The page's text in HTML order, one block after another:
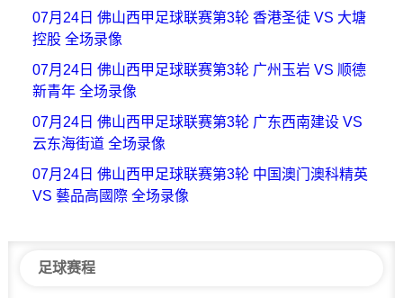
07月24日 佛山西甲足球联赛第3轮 香港圣徒 VS 大塘
控股 全场录像
07月24日 佛山西甲足球联赛第3轮 广州玉岩 VS 顺德
新青年 全场录像
07月24日 佛山西甲足球联赛第3轮 广东西南建设 VS
云东海街道 全场录像
07月24日 佛山西甲足球联赛第3轮 中国澳门澳科精英
VS 藝品高國際 全场录像
足球赛程